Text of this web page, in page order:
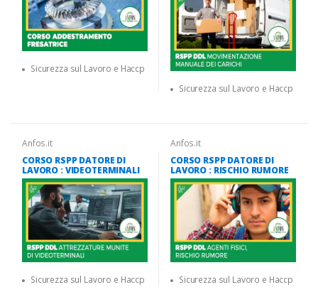
Sicurezza sul Lavoro e Haccp
Sicurezza sul Lavoro e Haccp
Anfos.it
CORSO RSPP DATORE DI
LAVORO : VIDEOTERMINALI
Sicurezza sul Lavoro e Haccp
Anfos.it
CORSO RSPP DATORE DI
LAVORO : RISCHIO RUMORE
Sicurezza sul Lavoro e Haccp